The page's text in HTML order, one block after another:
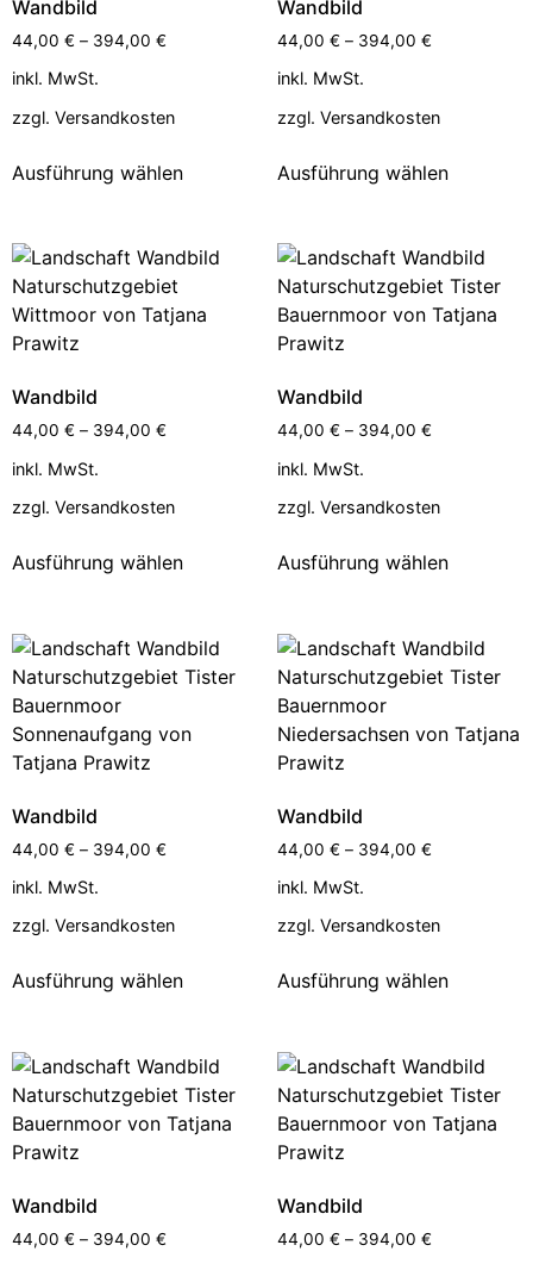
Wandbild
44,00 € – 394,00 €
inkl. MwSt.
zzgl. Versandkosten
Ausführung wählen
Wandbild
44,00 € – 394,00 €
inkl. MwSt.
zzgl. Versandkosten
Ausführung wählen
Wandbild
44,00 € – 394,00 €
inkl. MwSt.
zzgl. Versandkosten
Ausführung wählen
Wandbild
44,00 € – 394,00 €
inkl. MwSt.
zzgl. Versandkosten
Ausführung wählen
Wandbild
44,00 € – 394,00 €
inkl. MwSt.
zzgl. Versandkosten
Ausführung wählen
Wandbild
44,00 € – 394,00 €
inkl. MwSt.
zzgl. Versandkosten
Ausführung wählen
Wandbild
44,00 € – 394,00 €
Wandbild
44,00 € – 394,00 €